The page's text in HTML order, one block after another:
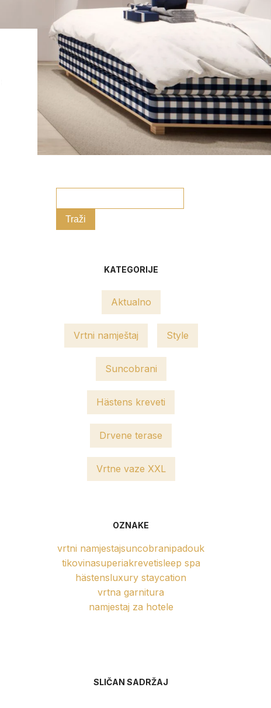
KATEGORIJE
Aktualno
Vrtni namještaj Style
Suncobrani
Hästens kreveti
Drvene terase
Vrtne vaze XXL
OZNAKE
vrtni namjestajsuncobranipadouk
tikovinasuperiakrevetisleep spa
hästensluxury staycation
vrtna garnitura
namjestaj za hotele
SLIČAN SADRŽAJ